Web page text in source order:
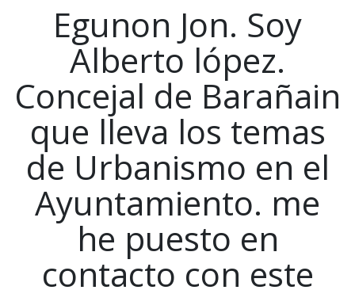
Egunon Jon. Soy
Alberto lópez.
Concejal de Barañain
que lleva los temas
de Urbanismo en el
Ayuntamiento. me
he puesto en
contacto con este